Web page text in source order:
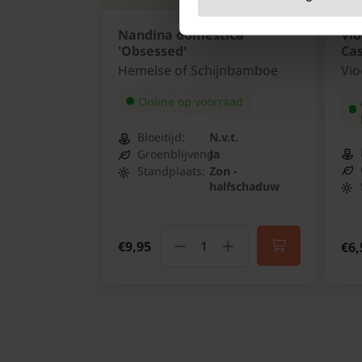
Nandina domestica
'Obsessed'
Hemelse of Schijnbamboe
Online op voorraad
Bloeitijd:
N.v.t.
Groenblijvend:
Ja
Standplaats: Zon -
halfschaduw
€9,95